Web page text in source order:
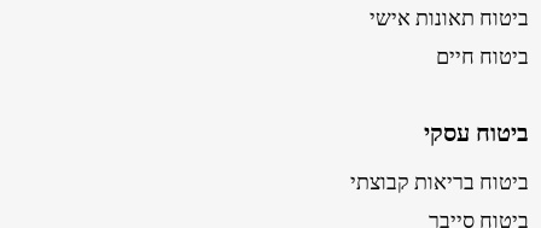
ביטוח תאונות אישי
ביטוח חיים
ביטוח עסקי
ביטוח בריאות קבוצתי